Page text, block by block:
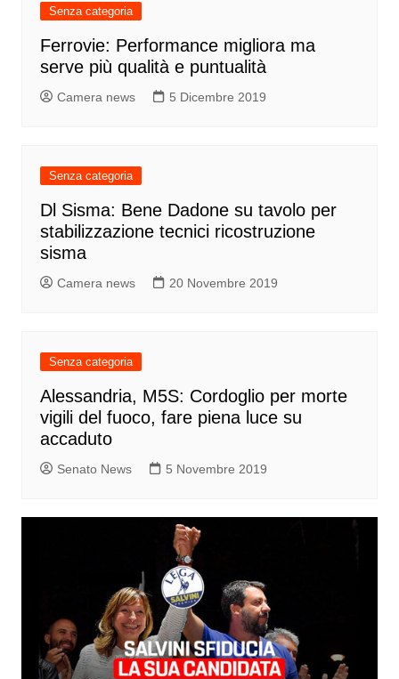
Senza categoria
Ferrovie: Performance migliora ma
serve più qualità e puntualità
Camera news 5 Dicembre 2019
Senza categoria
Dl Sisma: Bene Dadone su tavolo per
stabilizzazione tecnici ricostruzione
sisma
Camera news 20 Novembre 2019
Senza categoria
Alessandria, M5S: Cordoglio per morte
vigili del fuoco, fare piena luce su
accaduto
Senato News 5 Novembre 2019